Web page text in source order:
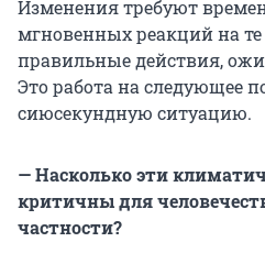
Изменения требуют
мгновенных реакций на
правильные действия,
Это работа на следующее
сиюсекундную ситуацию.
— Насколько эти
критичны для
частности?